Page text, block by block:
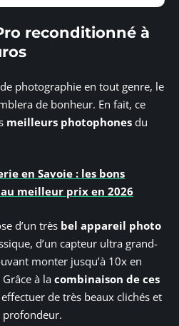
reconditionné à
photographie en tout genre, le
de bonheur. En fait, ce
meilleurs photophones du
en Savoie : les bons
meilleur prix en 2026
d’un très bel appareil photo
d’un capteur ultra grand-
monter jusqu’à 10x en
à la combinaison de ces
de très beaux clichés et
profondeur.